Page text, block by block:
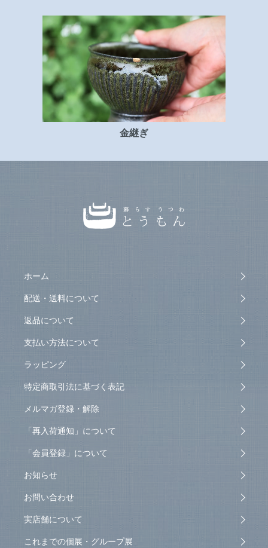
金継ぎ
ホーム
配送・送料について
返品について
支払い方法について
ラッピング
特定商取引法に基づく表記
メルマガ登録・解除
「再入荷通知」について
「会員登録」について
お知らせ
お問い合わせ
実店舗について
これまでの個展・グループ展